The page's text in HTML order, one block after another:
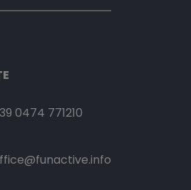
0474 771210